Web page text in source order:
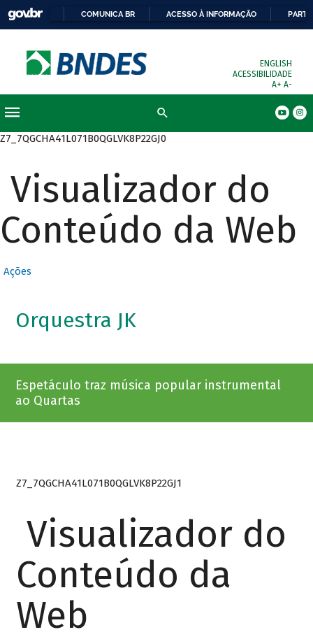
COMUNICA BR ACESSO À INFORMAÇÃO
ENGLISH
ACESSIBILIDADE
A+ A-
Z7_7QGCHA41L071B0QGLVK8P22GJ0
Visualizador do
Conteúdo da Web
Ações
Orquestra JK
Espetáculo traz música popular instrumental
ao Quartas
Z7_7QGCHA41L071B0QGLVK8P22GJ1
Visualizador do
Conteúdo da
Web